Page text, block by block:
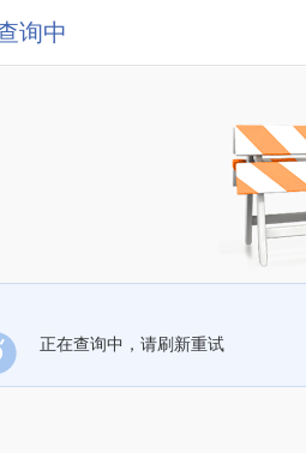
询中
正在查询中，请刷新重试